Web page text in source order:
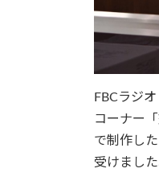
FBCラジ
コーナー
で制作し
受けまし